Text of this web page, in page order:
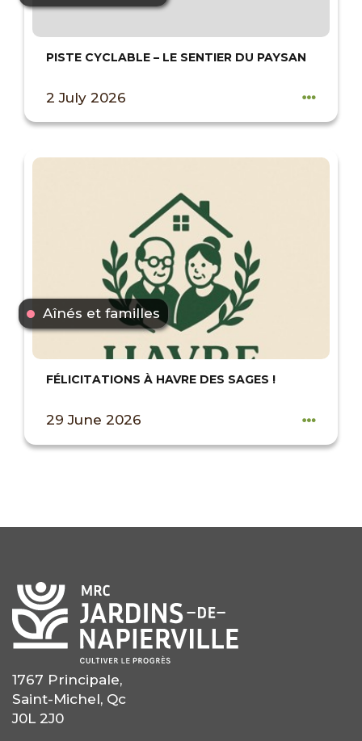
PISTE CYCLABLE – LE SENTIER DU PAYSAN
2 July 2026
Aînés et familles
FÉLICITATIONS À HAVRE DES SAGES !
29 June 2026
1767 Principale,
Saint-Michel, Qc
J0L 2J0